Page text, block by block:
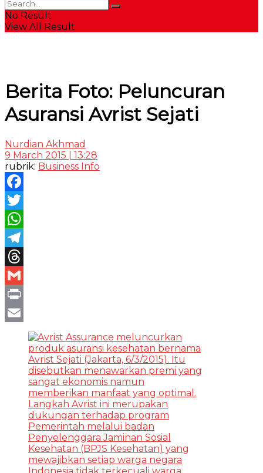
No Result
View All Result
Berita Foto: Peluncuran
Asuransi Avrist Sejati
Nurdian Akhmad
9 March 2015 | 13:28
rubrik: Business Info
Facebook
Twitter
WhatsApp
Telegram
Threads
Gmail
Print
Email